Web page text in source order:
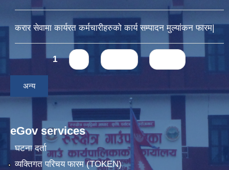
करार सेवामा कार्यरत कर्मचारीहरुको कार्य सम्पादन मुल्यांकन फारम|
Pages1
अन्य
eGov services
घटना दर्ता
व्यक्तिगत परिचय फारम (TOKEN)